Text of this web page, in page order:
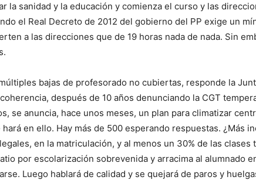
la sanidad y la educación y comienza el curso y las
el Real Decreto de 2012 del gobierno del PP exige un
a las direcciones que de 19 horas nada de nada. Sin
bajas de profesorado no cubiertas, responde la
después de 10 años denunciando la CGT
se anuncia, hace unos meses, un plan para climatizar
en ello. Hay más de 500 esperando respuestas. ¿Más
en la matriculación, y al menos un 30% de las
por escolarización sobrevenida y arracima al alumnado
Luego hablará de calidad y se quejará de paros y